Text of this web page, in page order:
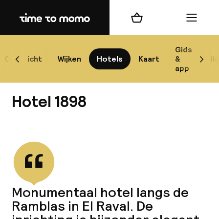
Home
Overzicht Wijken Hotels Kaart
Gids
&
app
Scroll naar links
Winkelmand Menu
Hotel 1898
Monumentaal hotel langs de
Ramblas in El Raval. De